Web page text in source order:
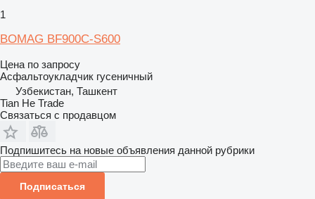
1
BOMAG BF900C-S600
Цена по запросу
Асфальтоукладчик гусеничный
Узбекистан, Ташкент
Tian He Trade
Связаться с продавцом
Подпишитесь на новые объявления данной рубрики
Подписаться